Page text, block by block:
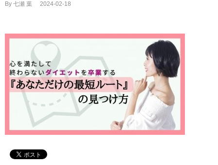
By 七瀬 葉 2024-02-18